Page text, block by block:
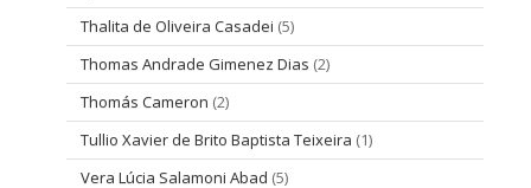
Thalita de Oliveira Casadei (5)
Thomas Andrade Gimenez Dias (2)
Thomás Cameron (2)
Tullio Xavier de Brito Baptista Teixeira (1)
Vera Lúcia Salamoni Abad (5)